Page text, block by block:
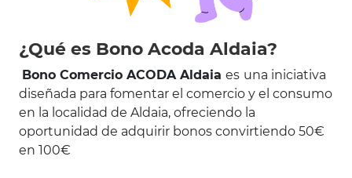
¿Qué es Bono Acoda Aldaia?
Bono Comercio ACODA Aldaia es una iniciativa
diseñada para fomentar el comercio y el consumo
en la localidad de Aldaia, ofreciendo la
oportunidad de adquirir bonos convirtiendo 50€
en 100€